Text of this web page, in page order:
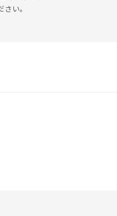
い。